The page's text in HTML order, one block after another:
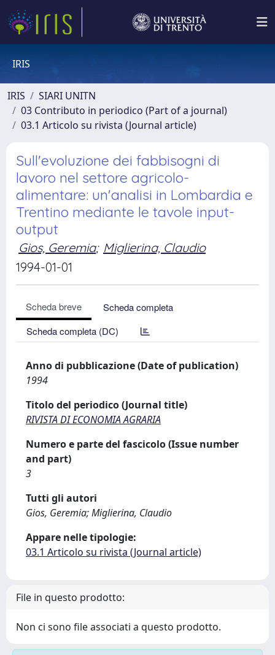
IRIS
IRIS
SIARI UNITN
03 Contributo in periodico (Part of a journal)
03.1 Articolo su rivista (Journal article)
Sull'evoluzione dei fabbisogni di
lavoro nel settore agricolo-
alimentare: un'analisi in Lombardia e
Trentino mediante le tavole input-
output
Gios, Geremia; Miglierina, Claudio
1994-01-01
Scheda breve
Scheda completa
Scheda completa (DC)
Anno di pubblicazione (Date of publication)
1994
Titolo del periodico (Journal title)
RIVISTA DI ECONOMIA AGRARIA
Numero e parte del fascicolo (Issue number
and part)
3
Tutti gli autori
Gios, Geremia; Miglierina, Claudio
Appare nelle tipologie:
03.1 Articolo su rivista (Journal article)
File in questo prodotto:
Non ci sono file associati a questo prodotto.